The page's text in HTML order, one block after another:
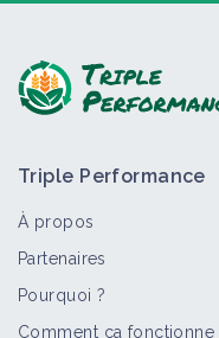
Triple Performance
À propos
Partenaires
Pourquoi ?
Comment ça fonctionne